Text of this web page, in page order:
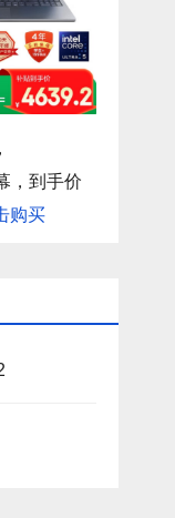
，到手价
购买